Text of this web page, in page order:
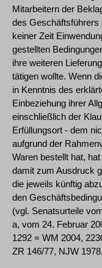
Mitarbeitern der
des Geschäftsführers
keiner Zeit
gestellten
ihre weiteren
tätigen wollte. Wenn
in Kenntnis des
Einbeziehung ihrer
einschließlich der
Erfüllungsort - dem
aufgrund der
Waren bestellt hat,
damit zum Ausdruck
die jeweils künftig
den
(vgl. Senatsurteile
a, vom 24. Februar
1292 = WM 2004,
ZR 146/77, NJW